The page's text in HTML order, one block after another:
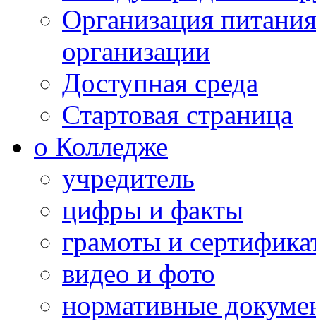
Организация
организации
Доступная среда
Стартовая страница
о Колледже
учредитель
цифры и факты
грамоты и
видео и фото
нормативные